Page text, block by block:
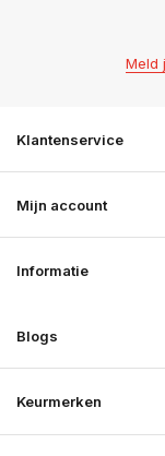
Meld
Klantenservice
Mijn account
Informatie
Blogs
Keurmerken